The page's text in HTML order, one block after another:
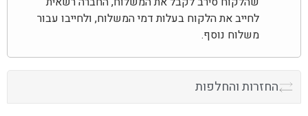
החזרות והחלפות
לחייב את הלקוח בעלות דמי המשלוח, ולחייבו עבור
משלוח נוסף.